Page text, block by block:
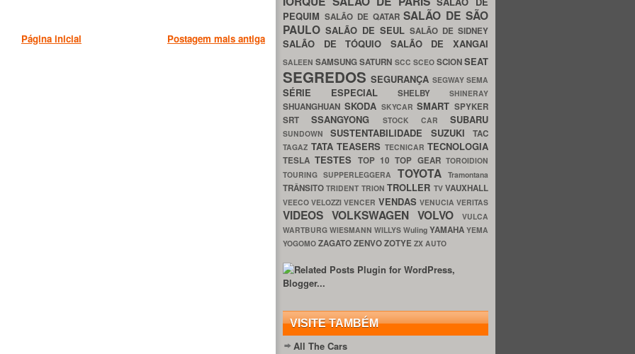
Postagem mais antiga
Página inicial
PEQUIM SALÃO DE QATARSALÃO DE SÃO
PAULO SALÃO DE SEUL SALÃO DE SIDNEY
SALÃO DE TÓQUIO SALÃO DE XANGAI
SALEENSAMSUNGSATURN SCC SCEO SCIONSEAT
SEGREDOSSEGURANÇA SEGWAYSEMA
SÉRIE ESPECIAL SHELBY SHINERAY
SHUANGHUAN SKODA SKYCARSMART SPYKER
SRTSSANGYONG STOCK CAR SUBARU
SUNDOWNSUSTENTABILIDADE SUZUKITAC
TAGAZ TATA TEASERS TECNICAR TECNOLOGIA
TESLATESTES TOP 10TOP GEARTOROIDION
TOURING SUPPERLEGGERA TOYOTATramontana
TRÂNSITOTRIDENT TRIONTROLLER TVVAUXHALL
VEECOVELOZZIVENCER VENDAS VENUCIAVERITAS
VIDEOS VOLKSWAGEN VOLVO
VULCA
WARTBURG WIESMANN WILLYS Wuling YAMAHA YEMA
YOGOMO ZAGATOZENVOZOTYE ZX AUTO
VISITE TAMBÉM
All The Cars